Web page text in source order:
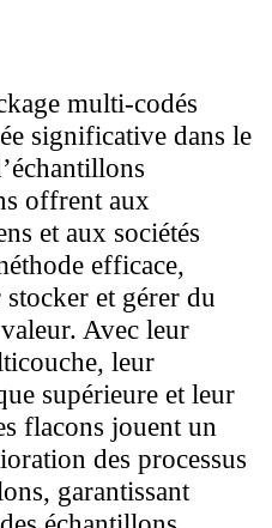
multi-codés
significative dans le
offrent aux
et aux sociétés
efficace,
et gérer du
Avec leur
leur
supérieure et leur
flacons jouent un
des processus
garantissant